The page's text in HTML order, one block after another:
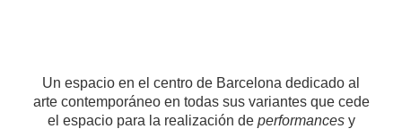
Un espacio en el centro de Barcelona dedicado al
arte contemporáneo en todas sus variantes que cede
el espacio para la realización de performancesy